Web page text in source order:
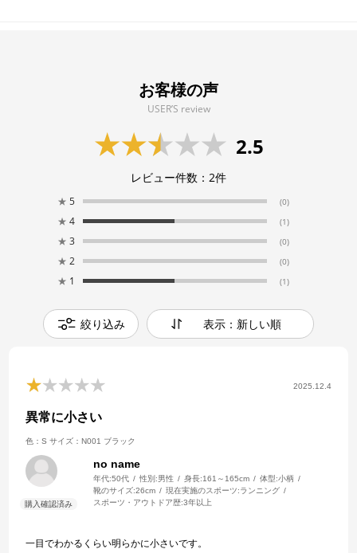
お客様の声
USER’S review
2.5
レビュー件数： 2件
★ 5 (0)
★ 4 (1)
★ 3 (0)
★ 2 (0)
★ 1 (1)
絞り込み 表示：新しい順
2025.12.4
異常に小さい
色：S サイズ：N001 ブラック
no name
年代:50代 性別:男性 身長:161～165cm 体型:小柄
靴のサイズ:26cm 現在実施のスポーツ:ランニング
スポーツ・アウトドア歴:3年以上
一目でわかるくらい明らかに小さいです。